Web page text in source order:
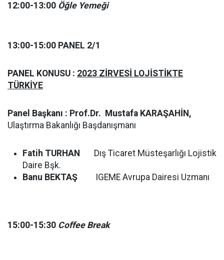
12:00-13:00 Öğle Yemeği
13:00-15:00 PANEL 2/1
PANEL KONUSU : 2023 ZİRVESİ LOJİSTİKTE
TÜRKİYE
Panel Başkanı : Prof.Dr. Mustafa KARAŞAHİN,
Ulaştırma Bakanlığı Başdanışmanı
Fatih TURHAN
Dış Ticaret Müsteşarlığı Lojistik
Daire Bşk.
Banu BEKTAŞ
IGEME Avrupa Dairesi Uzmanı
15:00-15:30 Coffee Break